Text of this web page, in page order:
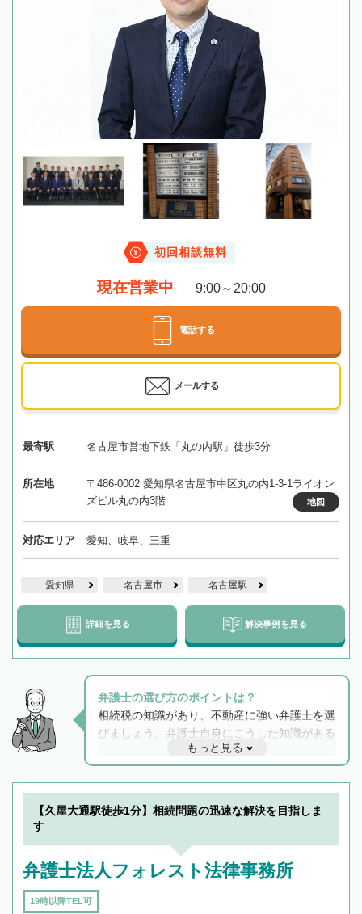
初回相談無料
現在営業中 9:00～20:00
電話する
メールする
最寄駅 名古屋市営地下鉄「丸の内駅」徒歩3分
所在地
〒486-0002 愛知県名古屋市中区丸の内1-3-1ライオン
ズビル丸の内3階
地図
対応エリア 愛知、岐阜、三重
愛知県 名古屋市 名古屋駅
詳細を見る 解決事例を見る
弁護士の選び方のポイントは？
相続税の知識があり、不動産に強い弁護士を選
びましょう。弁護士自身にこうした知識がある
と他士業との連携もスムーズに進み、トラブル
解決のみならず相続をトータルで任せることが
できます。また、相続は感情がからむ分野なの
でフィーリングも重要です。実際に電話や面談
もっと見る
【久屋大通駅徒歩1分】相続問題の迅速な解決を目指しま
す
弁護士法人フォレスト法律事務所
19時以降TEL可